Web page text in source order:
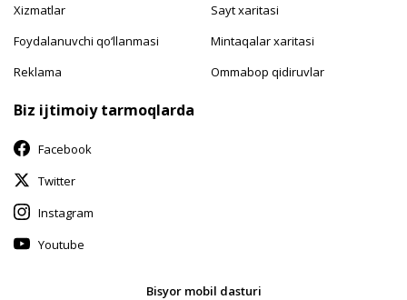
Xizmatlar
Foydalanuvchi qo‘llanmasi
Reklama
Sayt xaritasi
Mintaqalar xaritasi
Ommabop qidiruvlar
Biz ijtimoiy tarmoqlarda
Facebook
Twitter
Instagram
Youtube
Bisyor mobil dasturi